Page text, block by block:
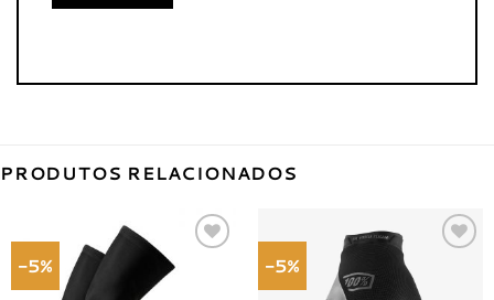
PRODUTOS RELACIONADOS
-5%
Adicionar
à lista de
-5%
desejos